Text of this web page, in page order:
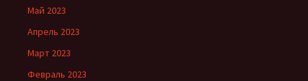
Май 2023
Апрель 2023
Март 2023
Февраль 2023